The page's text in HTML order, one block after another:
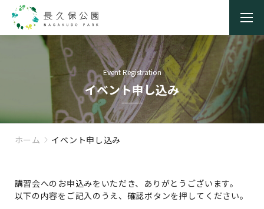
Event Registration
イベント申し込み
ホーム イベント申し込み
講習会へのお申込みをいただき、ありがとうございます。
以下の内容をご記入のうえ、確認ボタンを押してください。